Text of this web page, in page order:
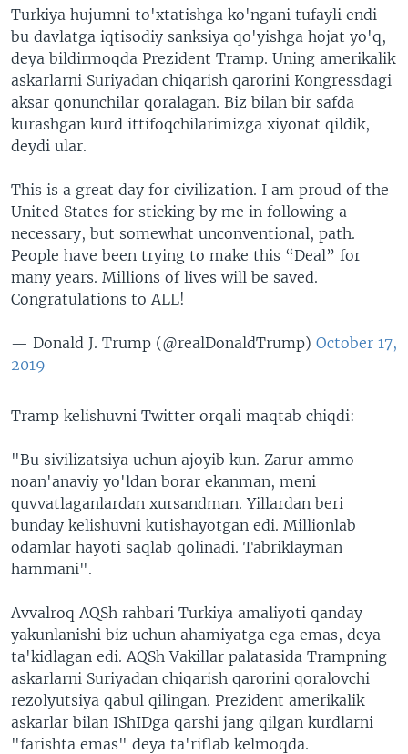
Turkiya hujumni to'xtatishga ko'ngani tufayli endi
bu davlatga iqtisodiy sanksiya qo'yishga hojat yo'q,
deya bildirmoqda Prezident Tramp. Uning amerikalik
askarlarni Suriyadan chiqarish qarorini Kongressdagi
aksar qonunchilar qoralagan. Biz bilan bir safda
kurashgan kurd ittifoqchilarimizga xiyonat qildik,
deydi ular.
This is a great day for civilization. I am proud of the
United States for sticking by me in following a
necessary, but somewhat unconventional, path.
People have been trying to make this “Deal” for
many years. Millions of lives will be saved.
Congratulations to ALL!
— Donald J. Trump (@realDonaldTrump) October 17,
2019
Tramp kelishuvni Twitter orqali maqtab chiqdi:
"Bu sivilizatsiya uchun ajoyib kun. Zarur ammo
noan'anaviy yo'ldan borar ekanman, meni
quvvatlaganlardan xursandman. Yillardan beri
bunday kelishuvni kutishayotgan edi. Millionlab
odamlar hayoti saqlab qolinadi. Tabriklayman
hammani".
Avvalroq AQSh rahbari Turkiya amaliyoti qanday
yakunlanishi biz uchun ahamiyatga ega emas, deya
ta'kidlagan edi. AQSh Vakillar palatasida Trampning
askarlarni Suriyadan chiqarish qarorini qoralovchi
rezolyutsiya qabul qilingan. Prezident amerikalik
askarlar bilan IShIDga qarshi jang qilgan kurdlarni
"farishta emas" deya ta'riflab kelmoqda.